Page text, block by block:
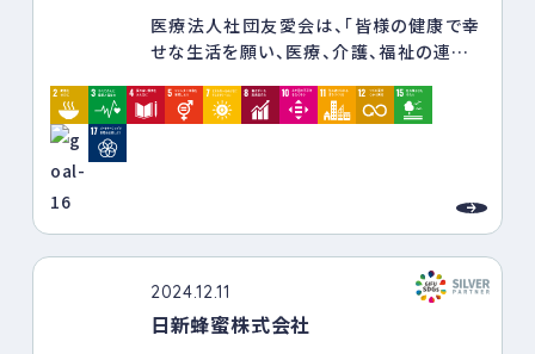
医療法人社団友愛会は、「皆様の健康で幸
せな生活を願い、医療、介護、福祉の連携
提供し、その社会的責任を果たします」を
理念として掲げております。
り続けられるよう、友愛会ではSDGs達成
に向けた取り組みを進めております。
友愛会のSDGs実現に向けた取り組みにつ
いては、以下をご覧ください。
2024.12.11
日新蜂蜜株式会社